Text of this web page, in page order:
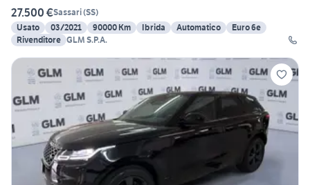
27.500 €Sassari(SS)
Usato
03/2021 90000 Km Ibrida Automatico
Euro 6e
Rivenditore GLM S.P.A.